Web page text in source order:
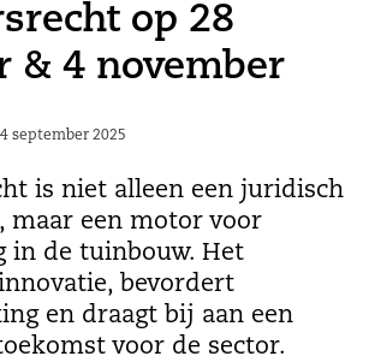
op 28
& 4 november
september 2025
is niet alleen een juridisch
maar een motor voor
in de tuinbouw. Het
bevordert
en draagt bij aan een
voor de sector.